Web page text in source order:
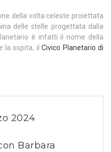
della volta celeste proiettata
delle stelle progettata dalla
è infatti il nome della
la ospita, il Civico Planetario di
2024
Barbara